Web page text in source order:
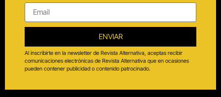
ENVIAR
Al inscribirte en la newsletter de Revista Alternativa, aceptas recibir
comunicaciones electrónicas de Revista Alternativa que en ocasiones
pueden contener publicidad o contenido patrocinado.